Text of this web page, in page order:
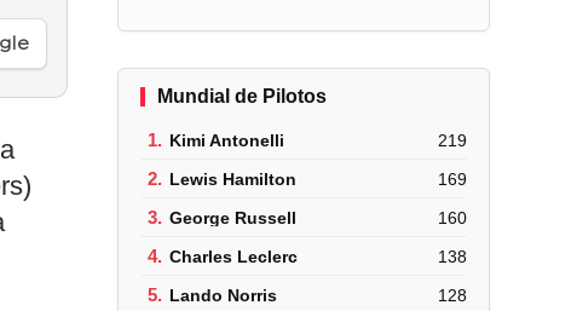
Mundial de Pilotos
1. Kimi Antonelli 219
2. Lewis Hamilton 169
3. George Russell 160
4. Charles Leclerc 138
5. Lando Norris 128